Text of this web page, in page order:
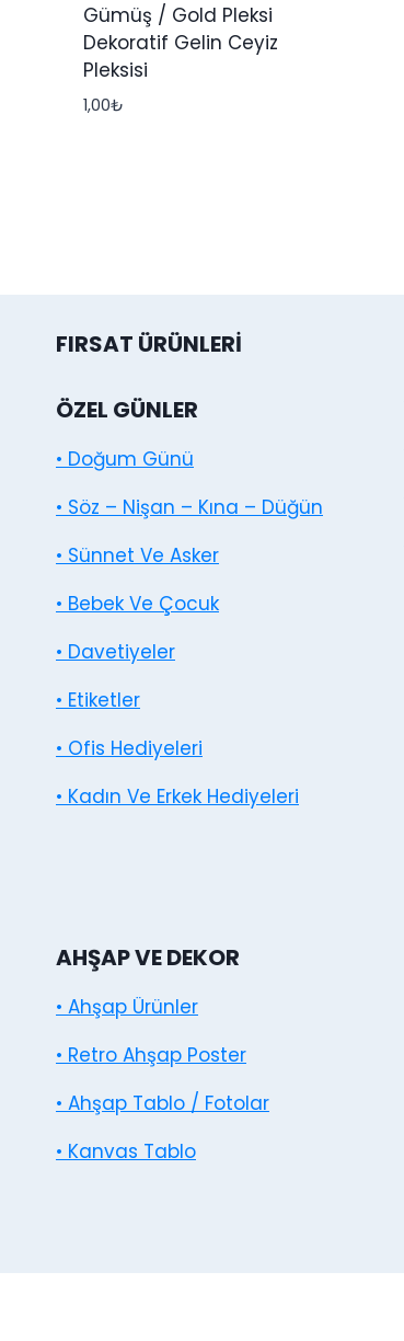
Gümüş / Gold Pleksi
Dekoratif Gelin Ceyiz
Pleksisi
1,00₺
FIRSAT ÜRÜNLERI
ÖZEL GÜNLER
• Doğum Günü
• Söz – Nişan – Kına – Düğün
• Sünnet Ve Asker
• Bebek Ve Çocuk
• Davetiyeler
• Etiketler
• Ofis Hediyeleri
• Kadın Ve Erkek Hediyeleri
AHŞAP VE DEKOR
• Ahşap Ürünler
• Retro Ahşap Poster
• Ahşap Tablo / Fotolar
• Kanvas Tablo